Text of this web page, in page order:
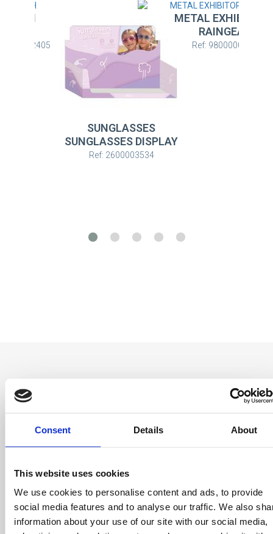
Consent Details About
This website uses cookies
We use cookies to personalise content and ads, to provide
social media features and to analyse our traffic. We also
information about your use of our site with our social media,
DISPLAY
METAL EXHIBITORS
RAINGEAR
Ref: 9800000306
Be the first to
know
Special offers, events and news from the
world of licensing, all at the click of a button.